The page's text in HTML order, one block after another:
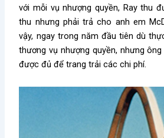
với mỗi vụ nhượng quyền, Ray thu
thu nhưng phải trả cho anh em
vậy, ngay trong năm đầu tiên dù
thương vụ nhượng quyền, nhưng
được đủ để trang trải các chi phí.